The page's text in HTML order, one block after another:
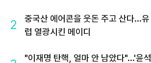
2
중국산 에어콘을 웃돈 주고 산다...유
럽 열광시킨 메이디
"이재명 탄핵, 얼마 안 남았다"...'윤석